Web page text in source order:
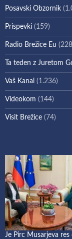
Posavski Obzornik
Prispevki (159)
Radio Brežice Eu
Ta teden z Juretom
Vaš Kanal (1.236)
Videokom (144)
Visit Brežice (74)
Je Pirc Musarjeva res